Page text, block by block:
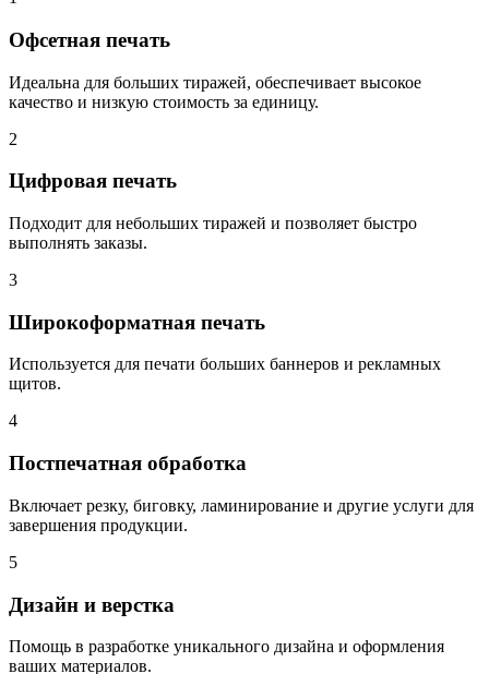
Офсетная печать
Идеальна для больших тиражей, обеспечивает высокое
качество и низкую стоимость за единицу.
2
Цифровая печать
Подходит для небольших тиражей и позволяет быстро
выполнять заказы.
3
Широкоформатная печать
Используется для печати больших баннеров и рекламных
щитов.
4
Постпечатная обработка
Включает резку, биговку, ламинирование и другие услуги для
завершения продукции.
5
Дизайн и верстка
Помощь в разработке уникального дизайна и оформления
ваших материалов.